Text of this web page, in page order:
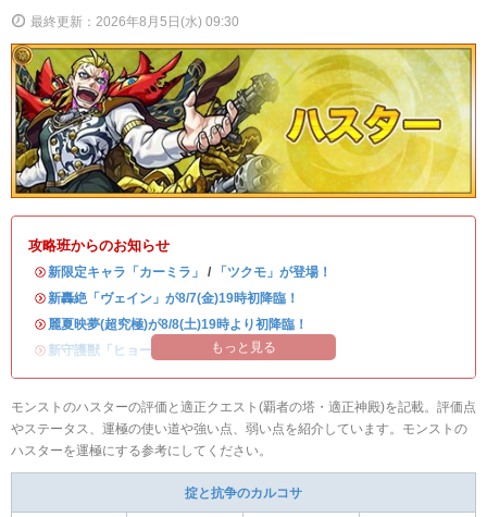
最終更新：2026年8月5日(水) 09:30
攻略班からのお知らせ
・新限定キャラ「カーミラ」 /
「ツクモ」が登場！
・新轟絶「ヴェイン」が8/7(金)19時初降臨！
・ 麗夏映夢(超究極)が8/8(土)19時より初降臨！
・ 新守護獣「ヒョーたん」が登場！もっと見る
モンストのハスターの評価と適正クエスト(覇者の塔・適正神殿)を記載。評価点
やステータス、運極の使い道や強い点、弱い点を紹介しています。モンストの
ハスターを運極にする参考にしてください。
掟と抗争のカルコサ